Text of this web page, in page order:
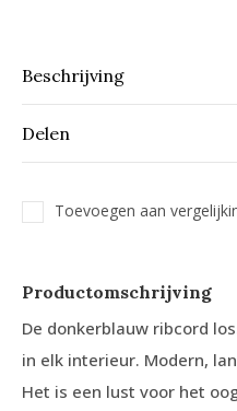
Beschrijving
Delen
Toevoegen aan
Productomschrijving
De donkerblauw ribcord
in elk interieur. Modern,
Het is een lust voor het